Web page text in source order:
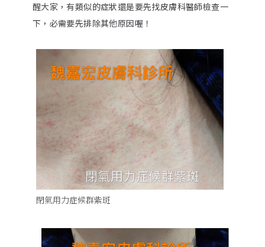
醒大家，有類似的症狀還是要先找皮膚科醫師檢查一
下，必需要先排除其他原因喔！
閉氣用力症候群紫斑